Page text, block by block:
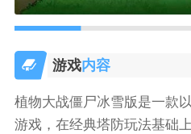
游戏内容
植物大战僵尸冰雪版是一款
游戏，在经典塔防玩法基础